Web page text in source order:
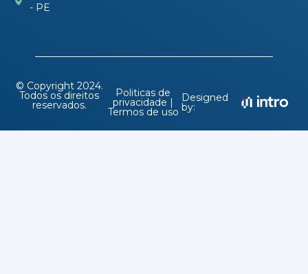
- PE
© Copyright 2024.
Todos os direitos
reservados.
Politicas de
privacidade |
Termos de uso
Designed
by: